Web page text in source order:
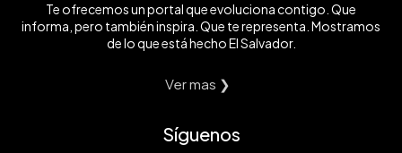
Te ofrecemos un portal que evoluciona contigo. Que
informa, pero también inspira. Que te representa. Mostramos
de lo que está hecho El Salvador.
Ver mas ❯
Síguenos